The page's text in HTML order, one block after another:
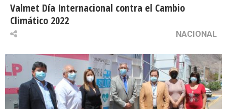
Valmet Día Internacional contra el Cambio
Climático 2022
NACIONAL